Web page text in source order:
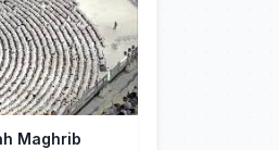
Maghrib